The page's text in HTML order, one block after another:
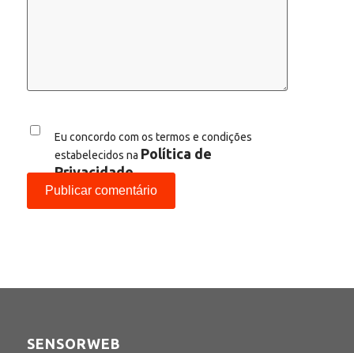
Eu concordo com os termos e condições
estabelecidos na Política de
Privacidade
SENSORWEB